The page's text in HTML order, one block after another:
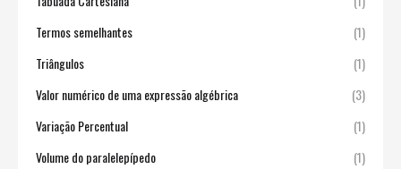
Termos semelhantes
(1)
Triângulos
(1)
Valor numérico de uma expressão algébrica
(3)
Variação Percentual
(1)
Volume do paralelepípedo
(1)